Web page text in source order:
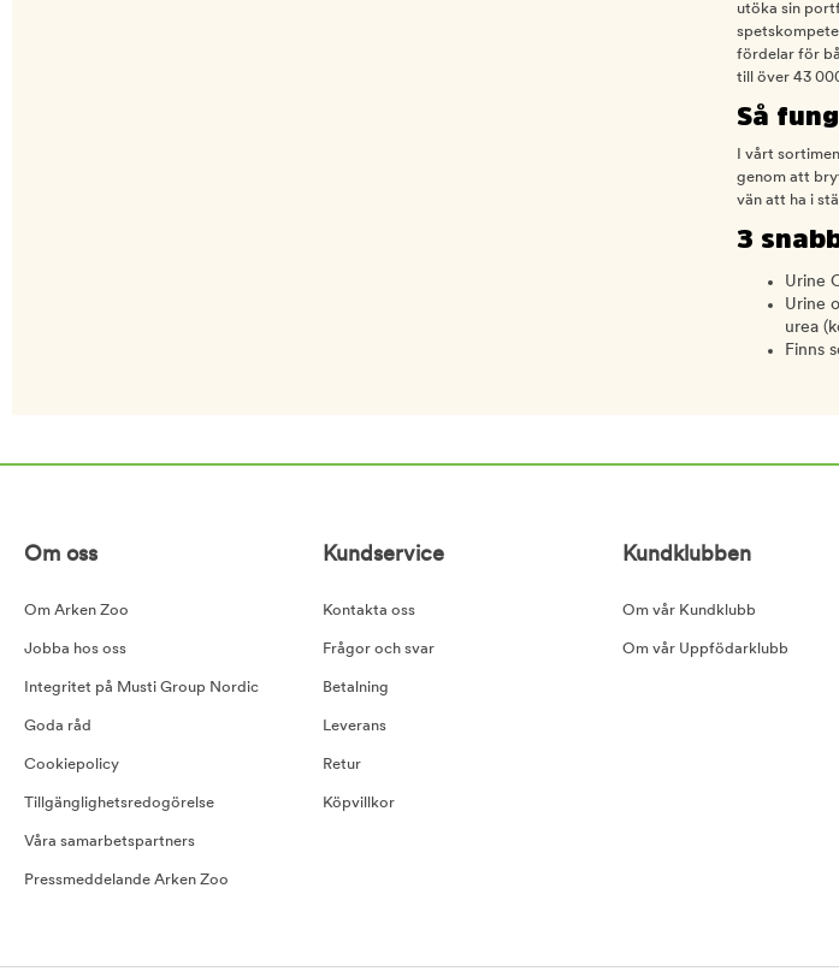
utöka sin
fördelar för
till över 43
Så
I vårt
genom att
vän att ha i
3
Urine
Urine
urea
Finns
Om oss
Om Arken Zoo
Jobba hos oss
Integritet på Musti Group Nordic
Goda råd
Cookiepolicy
Tillgänglighetsredogörelse
Våra samarbetspartners
Pressmeddelande Arken Zoo
Kundservice
Kontakta oss
Frågor och svar
Betalning
Leverans
Retur
Köpvillkor
Kundklubben
Om vår Kundklubb
Om vår Uppfödarklubb